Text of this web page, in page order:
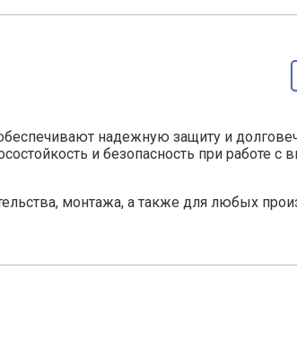
надежную защиту и
и безопасность при работе с
монтажа, а также для любых